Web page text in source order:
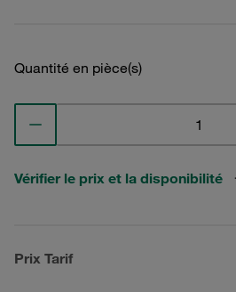
Quantité en pièce(s)
Vérifier le prix et la disponibilité
Prix Tarif